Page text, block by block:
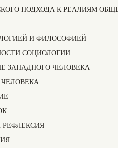
ПОДХОДА К РЕАЛИЯМ
И ФИЛОСОФИЕЙ
СОЦИОЛОГИИ
ЗАПАДНОГО ЧЕЛОВЕКА
РЕФЛЕКСИЯ